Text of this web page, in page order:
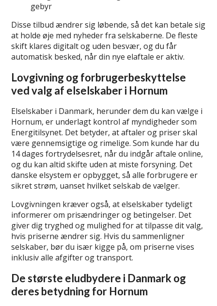
gebyr
Disse tilbud ændrer sig løbende, så det kan betale sig
at holde øje med nyheder fra selskaberne. De fleste
skift klares digitalt og uden besvær, og du får
automatisk besked, når din nye elaftale er aktiv.
Lovgivning og forbrugerbeskyttelse
ved valg af elselskaber i Hornum
Elselskaber i Danmark, herunder dem du kan vælge i
Hornum, er underlagt kontrol af myndigheder som
Energitilsynet. Det betyder, at aftaler og priser skal
være gennemsigtige og rimelige. Som kunde har du
14 dages fortrydelsesret, når du indgår aftale online,
og du kan altid skifte uden at miste forsyning. Det
danske elsystem er opbygget, så alle forbrugere er
sikret strøm, uanset hvilket selskab de vælger.
Lovgivningen kræver også, at elselskaber tydeligt
informerer om prisændringer og betingelser. Det
giver dig tryghed og mulighed for at tilpasse dit valg,
hvis priserne ændrer sig. Hvis du sammenligner
selskaber, bør du især kigge på, om priserne vises
inklusiv alle afgifter og transport.
De største eludbydere i Danmark og
deres betydning for Hornum